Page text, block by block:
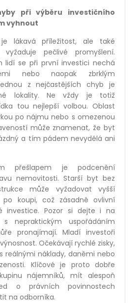
při výběru investičního
vyhnout
lákavá příležitost, ale také
vyžaduje pečlivé promyšlení.
lidí se při první investici nechá
nebo naopak zbrklým
z nejčastějších chyb je
lokality. Ne vždy je totiž
tou nejlepší volbou. Oblast
po nájmu nebo s omezenou
může znamenat, že byt
a tím pádem nevydělá ani
přešlapem je podcenění
nemovitosti. Starší byt bez
může vyžadovat vyšší
koupi, což zásadně ovlivní
investice. Pozor si dejte i na
s nepraktickým uspořádáním
pronajímají. Mladí investoři
Očekávají rychlé zisky,
reálnými náklady, daněmi nebo
Klíčové je proto dobře
nájemníků, mít alespoň
o právních povinnostech
na odborníka.